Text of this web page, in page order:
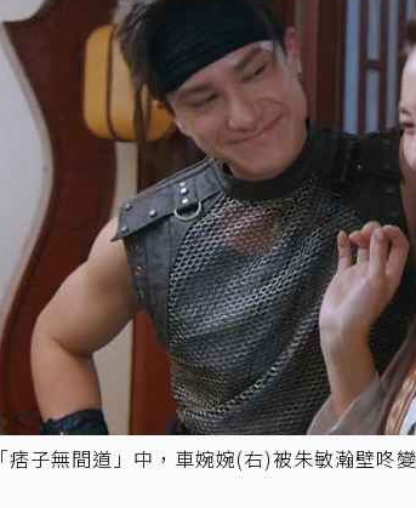
「痞子無間道」中，車婉婉(右)被朱敏瀚壁咚